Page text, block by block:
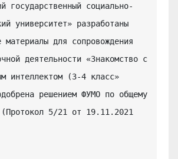
государственный социально-
университет» разработаны
материалы для сопровождения
деятельности «Знакомство с
интеллектом (3-4 класс»
решением ФУМО по общему
(Протокол 5/21 от 19.11.2021